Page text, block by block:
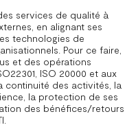
services de qualité à
en alignant ses
technologies de
Pour ce faire,
et des opérations
ISO 20000 et aux
continuité des activités, la
la protection de ses
des bénéfices/retours